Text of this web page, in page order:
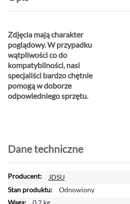
Zdjęcia mają charakter
poglądowy. W przypadku
wątpliwości co do
kompatybilności, nasi
specjaliści bardzo chętnie
pomogą w doborze
odpowiedniego sprzętu.
Dane techniczne
W
i
JDSU
Odnowiony